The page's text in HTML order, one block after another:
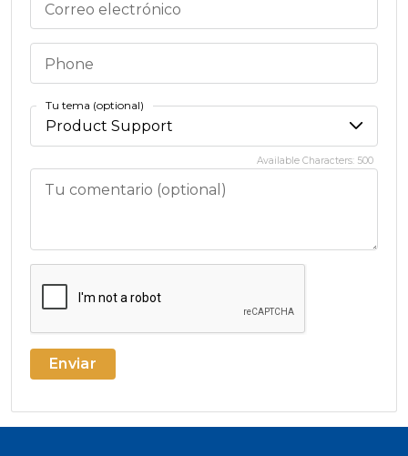
Correo electrónico
Phone
Tu tema
Tu comentario
Available Characters: 500
Enviar